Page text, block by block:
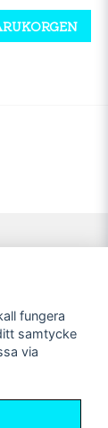
fungera
samtycke
via